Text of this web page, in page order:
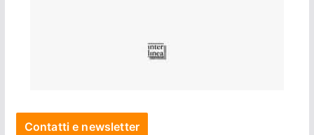
Contatti e newsletter